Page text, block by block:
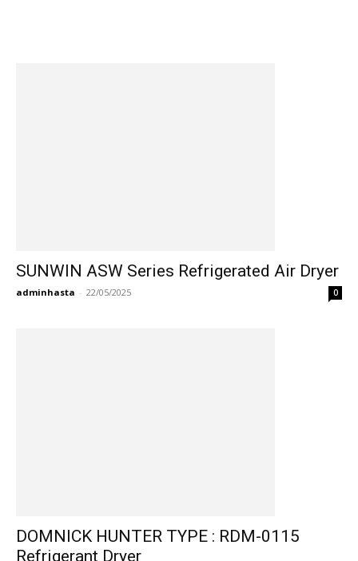
SUNWIN ASW Series Refrigerated Air Dryer
adminhasta - 22/05/2025 0
DOMNICK HUNTER TYPE : RDM-0115
Refrigerant Dryer